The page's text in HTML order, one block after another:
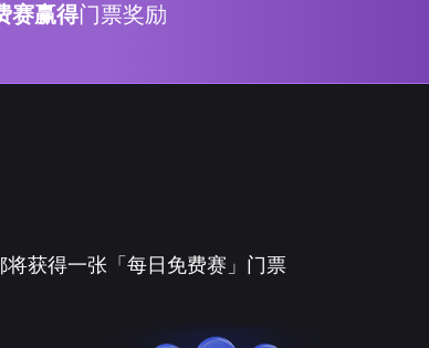
赛赢得门票奖励
获得一张「每日免费赛」门票